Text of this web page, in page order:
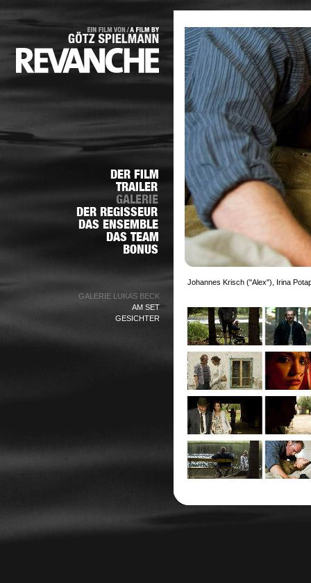
GALERIE LUKAS BECK
AM SET
GESICHTER
Johannes Krisch ("Alex"), Irina